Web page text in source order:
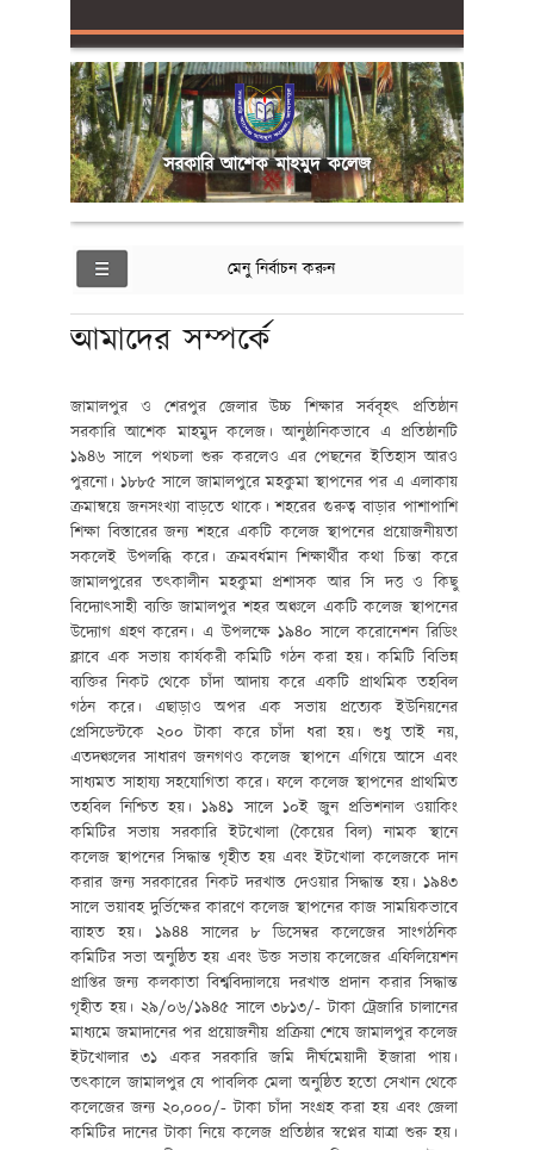
সরকারি আশেক মাহমুদ কলেজ
মেনু নির্বাচন করুন
আমাদের সম্পর্কে
জামালপুর ও শেরপুর জেলার উচ্চ শিক্ষার সর্ববৃহৎ প্রতিষ্ঠান
সরকারি আশেক মাহমুদ কলেজ। আনুষ্ঠানিকভাবে এ প্রতিষ্ঠানটি
১৯৪৬ সালে পথচলা শুরু করলেও এর পেছনের ইতিহাস আরও
পুরনো। ১৮৮৫ সালে জামালপুরে মহকুমা স্থাপনের পর এ এলাকায়
ক্রমান্বয়ে জনসংখ্যা বাড়তে থাকে। শহরের গুরুত্ব বাড়ার পাশাপাশি
শিক্ষা বিস্তারের জন্য শহরে একটি কলেজ স্থাপনের প্রয়োজনীয়তা
সকলেই উপলব্ধি করে। ক্রমবর্ধমান শিক্ষার্থীর কথা চিন্তা করে
জামালপুরের তৎকালীন মহকুমা প্রশাসক আর সি দত্ত ও কিছু
বিদ্যোৎসাহী ব্যক্তি জামালপুর শহর অঞ্চলে একটি কলেজ স্থাপনের
উদ্যোগ গ্রহণ করেন। এ উপলক্ষে ১৯৪০ সালে করোনেশন রিডিং
ক্লাবে এক সভায় কার্যকরী কমিটি গঠন করা হয়। কমিটি বিভিন্ন
ব্যক্তির নিকট থেকে চাঁদা আদায় করে একটি প্রাথমিক তহবিল
গঠন করে। এছাড়াও অপর এক সভায় প্রত্যেক ইউনিয়নের
প্রেসিডেন্টকে ২০০ টাকা করে চাঁদা ধরা হয়। শুধু তাই নয়,
এতদঞ্চলের সাধারণ জনগণও কলেজ স্থাপনে এগিয়ে আসে এবং
সাধ্যমত সাহায্য সহযোগিতা করে। ফলে কলেজ স্থাপনের প্রাথমিত
তহবিল নিশ্চিত হয়। ১৯৪১ সালে ১০ই জুন প্রভিশনাল ওয়াকিং
কমিটির সভায় সরকারি ইটখোলা (কৈয়ের বিল) নামক স্থানে
কলেজ স্থাপনের সিদ্ধান্ত গৃহীত হয় এবং ইটখোলা কলেজকে দান
করার জন্য সরকারের নিকট দরখাস্ত দেওয়ার সিদ্ধান্ত হয়। ১৯৪৩
সালে ভয়াবহ দুর্ভিক্ষের কারণে কলেজ স্থাপনের কাজ সাময়িকভাবে
ব্যাহত হয়। ১৯৪৪ সালের ৮ ডিসেম্বর কলেজের সাংগঠনিক
কমিটির সভা অনুষ্ঠিত হয় এবং উক্ত সভায় কলেজের এফিলিয়েশন
প্রাপ্তির জন্য কলকাতা বিশ্ববিদ্যালয়ে দরখাস্ত প্রদান করার সিদ্ধান্ত
গৃহীত হয়। ২৯/০৬/১৯৪৫ সালে ৩৮১৩/- টাকা ট্রেজারি চালানের
মাধ্যমে জমাদানের পর প্রয়োজনীয় প্রক্রিয়া শেষে জামালপুর কলেজ
ইটখোলার ৩১ একর সরকারি জমি দীর্ঘমেয়াদী ইজারা পায়।
তৎকালে জামালপুর যে পাবলিক মেলা অনুষ্ঠিত হতো সেখান থেকে
কলেজের জন্য ২০,০০০/- টাকা চাঁদা সংগ্রহ করা হয় এবং জেলা
কমিটির দানের টাকা নিয়ে কলেজ প্রতিষ্ঠার স্বপ্নের যাত্রা শুরু হয়।